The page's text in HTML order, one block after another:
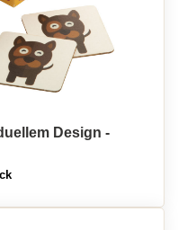
Design -